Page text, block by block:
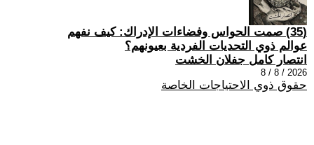
(35) صمت الحواس وفضاءات الإدراك: كيف نفهم
عوالم ذوي التحديات الفردية بعيونهم؟
انتصار كامل جفلان الخشت
2026 / 8 / 8
حقوق ذوي الاحتياجات الخاصة